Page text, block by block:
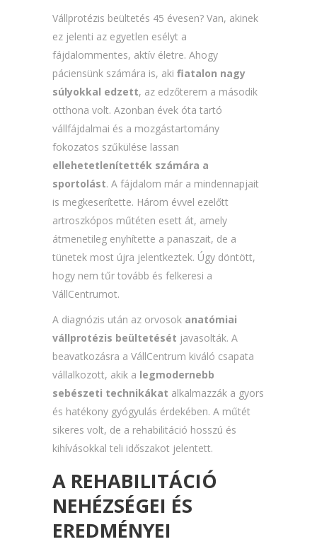
Vállprotézis beültetés 45 évesen? Van, akinek
ez jelenti az egyetlen esélyt a
fájdalommentes, aktív életre. Ahogy
páciensünk számára is, aki fiatalon nagy
súlyokkal edzett, az edzőterem a második
otthona volt. Azonban évek óta tartó
vállfájdalmai és a mozgástartomány
fokozatos szűkülése lassan
ellehetetlenítették számára a
sportolást. A fájdalom már a mindennapjait
is megkeserítette. Három évvel ezelőtt
artroszkópos műtéten esett át, amely
átmenetileg enyhítette a panaszait, de a
tünetek most újra jelentkeztek. Úgy döntött,
hogy nem tűr tovább és felkeresi a
VállCentrumot.
A diagnózis után az orvosok anatómiai
vállprotézis beültetését javasolták. A
beavatkozásra a VállCentrum kiváló csapata
vállalkozott, akik a legmodernebb
sebészeti technikákat alkalmazzák a gyors
és hatékony gyógyulás érdekében. A műtét
sikeres volt, de a rehabilitáció hosszú és
kihívásokkal teli időszakot jelentett.
A REHABILITÁCIÓ
NEHÉZSÉGEI ÉS
EREDMÉNYEI